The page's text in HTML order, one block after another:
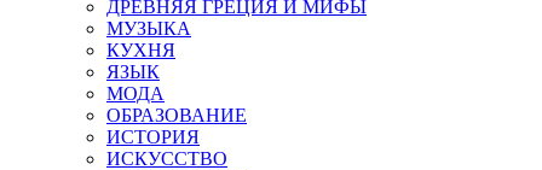
ДРЕВНЯЯ ГРЕЦИЯ И МИФЫ
МУЗЫКА
КУХНЯ
ЯЗЫК
МОДА
ОБРАЗОВАНИЕ
ИСТОРИЯ
ИСКУССТВО